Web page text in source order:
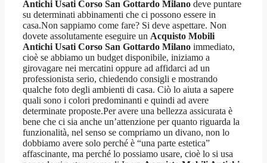
Antichi Usati Corso San Gottardo Milano deve puntare
su determinati abbinamenti che ci possono essere in
casa.Non sappiamo come fare? Si deve aspettare. Non
dovete assolutamente eseguire un Acquisto Mobili
Antichi Usati Corso San Gottardo Milano immediato,
cioè se abbiamo un budget disponibile, iniziamo a
girovagare nei mercatini oppure ad affidarci ad un
professionista serio, chiedendo consigli e mostrando
qualche foto degli ambienti di casa. Ciò lo aiuta a sapere
quali sono i colori predominanti e quindi ad avere
determinate proposte.Per avere una bellezza assicurata è
bene che ci sia anche un’attenzione per quanto riguarda la
funzionalità, nel senso se compriamo un divano, non lo
dobbiamo avere solo perché è “una parte estetica”
affascinante, ma perché lo possiamo usare, cioè lo si usa